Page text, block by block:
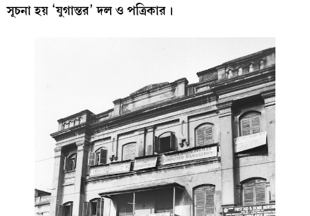
সূচনা হয় ‘যুগান্তর’ দল ও পত্রিকার।